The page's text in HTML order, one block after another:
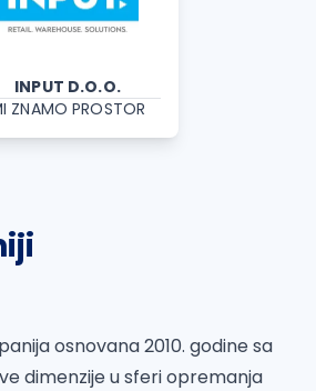
INPUT D.O.O.
ZNAMO PROSTOR
osnovana 2010. godine sa
dimenzije u sferi opremanja